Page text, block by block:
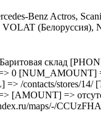
Benz Actros,
(Белоруссия),
склад
[NUM_AMOUNT]
/contacts/stores/
=>
maps/-/